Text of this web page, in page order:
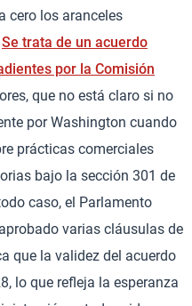
cero los aranceles
Se trata de un acuerdo
por la Comisión
que no está claro si no
por Washington cuando
prácticas comerciales
bajo la sección 301 de
caso, el Parlamento
varias cláusulas de
que la validez del acuerdo
lo que refleja la esperanza